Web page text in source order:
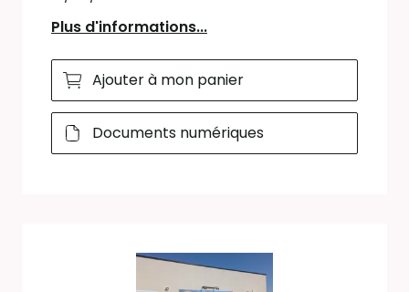
Plus d'informations...
Ajouter à mon panier
Documents numériques